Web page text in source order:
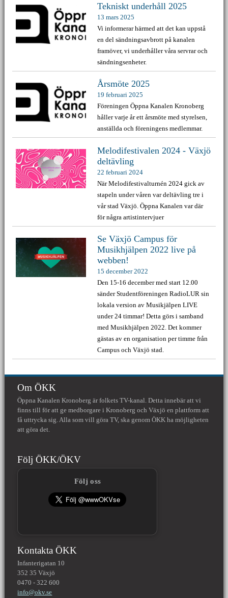
Tekniskt underhåll 2025
13 mars 2025
Vi informerar härmed att det kan uppstå
en del sändningsavbrott på kanalen
framöver, vi underhåller våra servrar och
sändningsenheter.
Årsmöte 2025
19 februari 2025
Föreningen Öppna Kanalen Kronoberg
håller varje år ett årsmöte med styrelsen,
anställda och föreningens medlemmar.
Melodifestivalen 2024 - Växjö
deltävling
22 februari 2024
När Melodifestivalturnén 2024 gick av
stapeln under våren var deltävling tre i
vår stad Växjö. Öppna Kanalen var där
för några artistintervjuer
Se Växjö Campus för
Musikhjälpen 2022 live på
webben!
15 december 2022
Den 15-16 december med start 12.00
sänder Studentföreningen RadioLUR sin
lokala version av Musikjälpen LIVE
under 24 timmar! Detta görs i samband
med Musikhjälpen 2022. Det kommer
gästas av en organisation per timme från
Campus och Växjö stad.
Om ÖKK
Öppna Kanalen Kronoberg är folkets TV-kanal. Detta innebär att vi
finns till för att ge medborgare i Kronoberg och Växjö en plattform att
få uttrycka sig. Alla som vill göra TV, ska genom ÖKK ha möjligheten
att göra det.
Följ ÖKK/ÖKV
Följ oss
Kontakta ÖKK
Infanterigatan 10
352 35 Växjö
0470 - 322 600
info@okv.se